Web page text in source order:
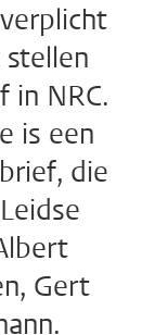
stellen
in NRC.
is een
die
Gert